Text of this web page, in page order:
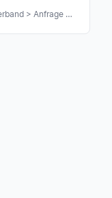
Einstellungen > Chor bearbeiten > Chorverband > Anfrage zurückziehen